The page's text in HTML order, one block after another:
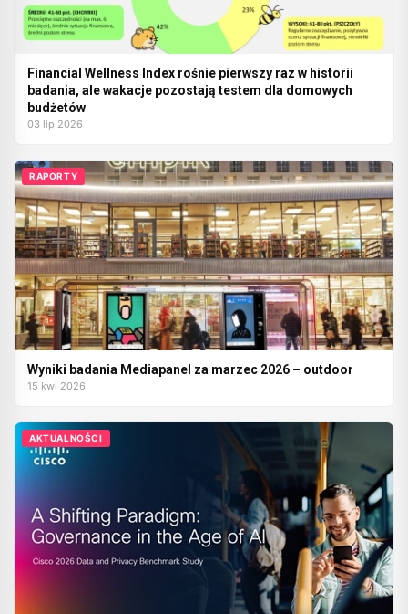
Financial Wellness Index rośnie pierwszy raz w historii
badania, ale wakacje pozostają testem dla domowych
budżetów
03 lip 2026
RAPORTY
Wyniki badania Mediapanel za marzec 2026 – outdoor
15 kwi 2026
AKTUALNOŚCI